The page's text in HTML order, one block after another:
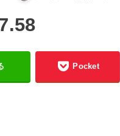
Pocket